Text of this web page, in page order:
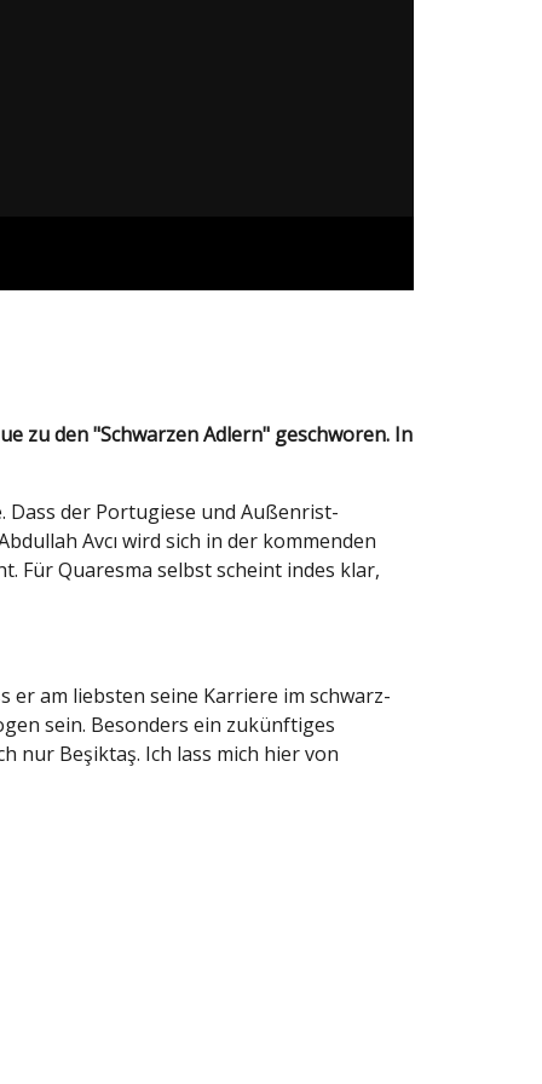
Dass der Portugiese und Außenrist-
Avcı wird sich in der kommenden
Für Quaresma selbst scheint indes klar,
er am liebsten seine Karriere im schwarz-
sein. Besonders ein zukünftiges
nur Beşiktaş. Ich lass mich hier von